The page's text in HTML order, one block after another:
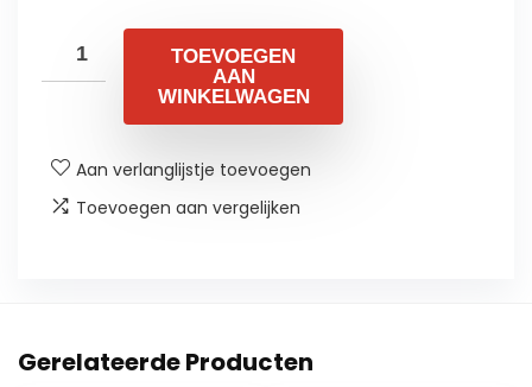
TOEVOEGEN
AAN
WINKELWAGEN
Aan verlanglijstje toevoegen
Toevoegen aan vergelijken
Gerelateerde Producten